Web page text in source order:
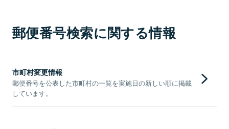
郵便番号検索に関する情報
市町村変更情報
郵便番号を公表した市町村の一覧を実施日の新しい順に掲載
しています。